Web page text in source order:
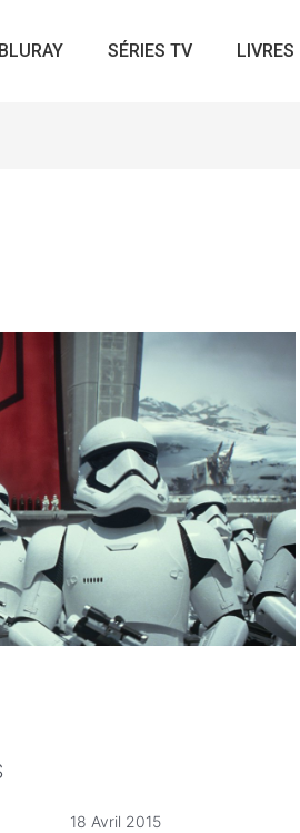
SÉRIES TV LIVRES
18 Avril 2015